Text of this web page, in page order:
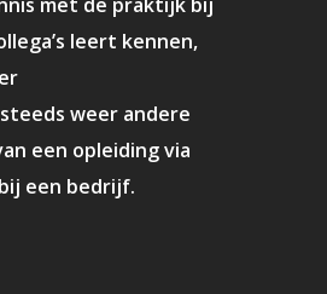
leert kennen,
weer andere
een opleiding via
een bedrijf.